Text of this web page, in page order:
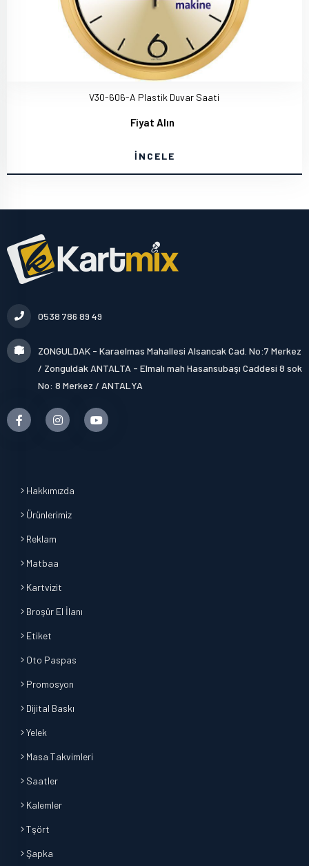
V30-606-A Plastik Duvar Saati
Fiyat Alın
İNCELE
0538 786 89 49
ZONGULDAK - Karaelmas Mahallesi Alsancak Cad. No:7 Merkez
/ Zonguldak ANTALTA - Elmalı mah Hasansubaşı Caddesi 8 sok
No: 8 Merkez / ANTALYA
Hakkımızda
Ürünlerimiz
Reklam
Matbaa
Kartvizit
Broşür El İlanı
Etiket
Oto Paspas
Promosyon
Dijital Baskı
Yelek
Masa Takvimleri
Saatler
Kalemler
Tşört
Şapka